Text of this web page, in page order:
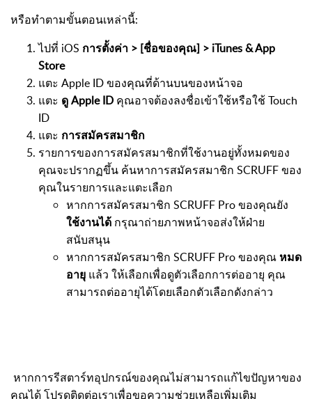
หรือทำตามขั้นตอนเหล่านี้:
ไปที่ iOS การตั้งค่า > [ชื่อของคุณ] > iTunes & App
Store
แตะ Apple ID ของคุณที่ด้านบนของหน้าจอ
แตะ ดู Apple ID คุณอาจต้องลงชื่อเข้าใช้หรือใช้ Touch
ID
แตะ การสมัครสมาชิก
รายการของการสมัครสมาชิกที่ใช้งานอยู่ทั้งหมดของ
คุณจะปรากฏขึ้น ค้นหาการสมัครสมาชิก SCRUFF ของ
คุณในรายการและแตะเลือก
หากการสมัครสมาชิก SCRUFF Pro ของคุณยัง
ใช้งานได้ กรุณาถ่ายภาพหน้าจอส่งให้ฝ่าย
สนับสนุน
หากการสมัครสมาชิก SCRUFF Pro ของคุณ หมด
อายุ แล้ว ให้เลือกเพื่อดูตัวเลือกการต่ออายุ คุณ
สามารถต่ออายุได้โดยเลือกตัวเลือกดังกล่าว
หากการรีสตาร์ทอุปกรณ์ของคุณไม่สามารถแก้ไขปัญหาของ
คุณได้ โปรดติดต่อเราเพื่อขอความช่วยเหลือเพิ่มเติม